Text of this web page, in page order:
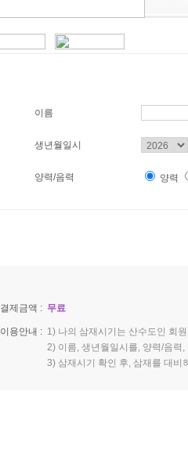
이름
생년월일시
양력/음력 양력
결제금액 : 무료
이용안내 : 1) 나의 삼재시기는 산수도인 회
2) 이름, 생년월일시를, 양력/음력
3) 삼재시기 확인 후, 삼재를 대비